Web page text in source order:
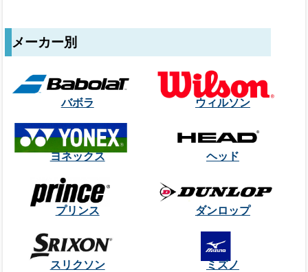
メーカー別
バボラ ウィルソン
ヨネックス ヘッド
プリンス ダンロップ
スリクソン ミズノ